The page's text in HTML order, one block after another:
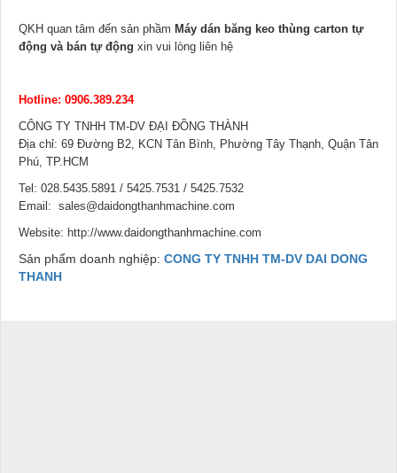
QKH quan tâm đến sản phầm Máy dán băng keo thùng carton tự
động và bán tự động xin vui lòng liên hệ
Hotline: 0906.389.234
CÔNG TY TNHH TM-DV ĐẠI ĐỒNG THÀNH
Địa chỉ: 69 Đường B2, KCN Tân Bình, Phường Tây Thạnh, Quận Tân
Phú, TP.HCM
Tel: 028.5435.5891 / 5425.7531 / 5425.7532
Email: sales@daidongthanhmachine.com
Website: http://www.daidongthanhmachine.com
Sản phẩm doanh nghiệp: CONG TY TNHH TM-DV DAI DONG
THANH